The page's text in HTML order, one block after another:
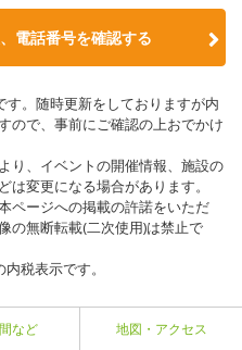
電話番号を確認する
。随時更新をしておりますが内
ので、事前にご確認の上おでかけ
り、イベントの開催情報、施設の
変更になる場合があります。
ページへの掲載の許諾をいただ
の無断転載(二次使用)は禁止で
税表示です。
など 地図・アクセス